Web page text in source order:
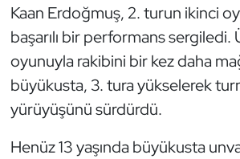
Kaan Erdoğmuş, 2. turun ikinci
başarılı bir performans
oyunuyla rakibini bir kez daha
büyükusta, 3. tura yükselerek
yürüyüşünü sürdürdü.
Henüz 13 yaşında büyükusta
Hava Sporları
Hentbol
İşitme Engelli Sporcular